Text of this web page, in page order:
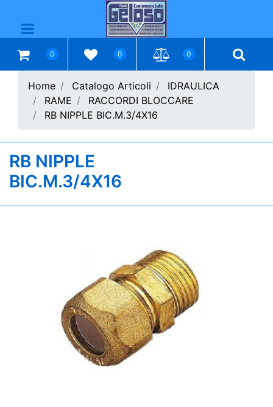
Open menu
0 0 0
Home Catalogo Articoli
IDRAULICA
RAME
RACCORDI BLOCCARE
RB NIPPLE BIC.M.3/4X16
RB NIPPLE
BIC.M.3/4X16